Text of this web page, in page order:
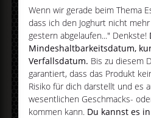
Wenn wir gerade beim Thema
dass ich den Joghurt nicht
gestern abgelaufen..." Denkste!
Mindeshaltbarkeitsdatum,
Verfallsdatum. Bis zu diesem
garantiert, dass das Produkt
Risiko für dich darstellt und es
wesentlichen Geschmacks-
kommen kann. Du kannst es